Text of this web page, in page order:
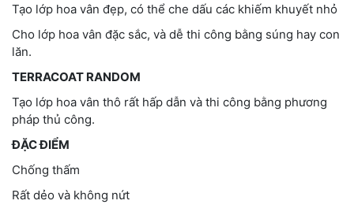
Tạo lớp hoa vân đẹp, có thể che dấu các khiếm khuyết nhỏ
Cho lớp hoa vân đặc sắc, và dễ thi công bằng súng hay con
lăn.
TERRACOAT RANDOM
Tạo lớp hoa vân thô rất hấp dẫn và thi công bằng phương
pháp thủ công.
ĐẶC ĐIỂM
Chống thấm
Rất dẻo và không nứt